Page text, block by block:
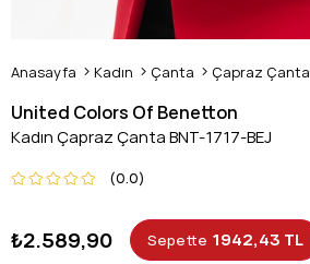
Anasayfa Kadın Çanta Çapraz Çanta
United Colors Of Benetton
Kadın Çapraz Çanta BNT-1717-BEJ
0.0
₺2.589,90 Sepette 1942,43 TL